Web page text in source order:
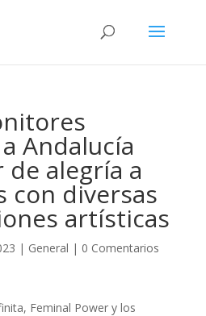
Andalucía
alegría a
con diversas
artísticas
| General | 0 Comentarios
Feminal Power y los